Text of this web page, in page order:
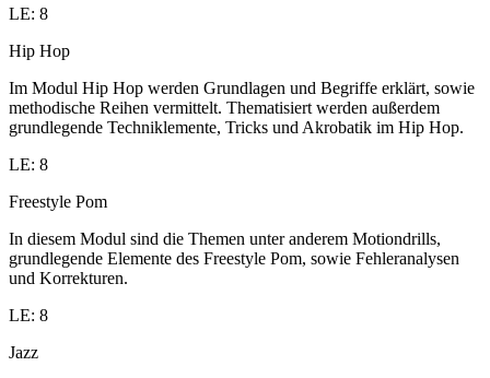
LE: 8
Hip Hop
Im Modul Hip Hop werden Grundlagen und Begriffe erklärt, sowie
methodische Reihen vermittelt. Thematisiert werden außerdem
grundlegende Techniklemente, Tricks und Akrobatik im Hip Hop.
LE: 8
Freestyle Pom
In diesem Modul sind die Themen unter anderem Motiondrills,
grundlegende Elemente des Freestyle Pom, sowie Fehleranalysen
und Korrekturen.
LE: 8
Jazz